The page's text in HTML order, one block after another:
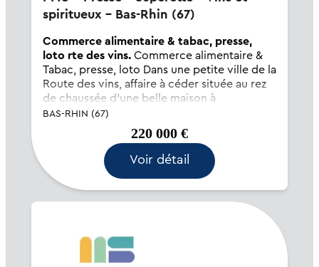
spiritueux - Bas-Rhin (67)
Commerce alimentaire & tabac, presse,
loto rte des vins.Commerce alimentaire &
Tabac, presse, loto Dans une petite ville de la
Route des vins, affaire à céder située au rez
de chaussée d'une belle maison à
colombages donnant sur une place
pittoresque. L'emplacement permet de
drainer une clientèle im...
BAS-RHIN (67)
220 000 €
Voir détail